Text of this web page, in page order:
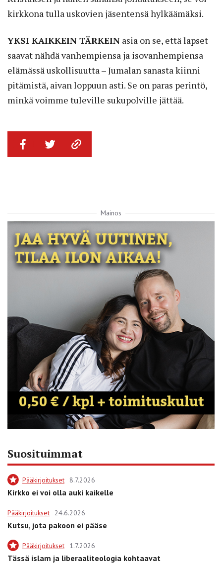
kirkkona tulla uskovien jäsentensä hylkäämäksi.
YKSI KAIKKEIN TÄRKEIN asia on se, että lapset
saavat nähdä vanhempiensa ja isovanhempiensa
elämässä uskollisuutta – Jumalan sanasta kiinni
pitämistä, aivan loppuun asti. Se on paras perintö,
minkä voimme tuleville sukupolville jättää.
Mainos
Suosituimmat
Pääkirjoitukset 8.7.2026
Kirkko ei voi olla auki kaikelle
Pääkirjoitukset 24.6.2026
Kutsu, jota pakoon ei pääse
Pääkirjoitukset 1.7.2026
Tässä islam ja liberaaliteologia kohtaavat